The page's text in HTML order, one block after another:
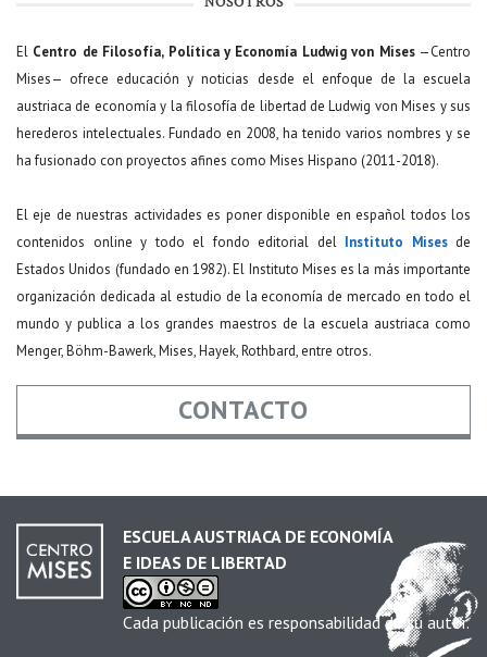
El Centro de Filosofía, Política y Economía Ludwig von Mises—Centro
Mises— ofrece educación y noticias desde el enfoque de la escuela
austriaca de economía y la filosofía de libertad de Ludwig von Mises y sus
herederos intelectuales. Fundado en 2008, ha tenido varios nombres y se
ha fusionado con proyectos afines como Mises Hispano (2011-2018).
El eje de nuestras actividades es poner disponible en español todos los
contenidos online y todo el fondo editorial del Instituto Misesde
Estados Unidos (fundado en 1982). El Instituto Mises es la más importante
organización dedicada al estudio de la economía de mercado en todo el
mundo y publica a los grandes maestros de la escuela austriaca como
Menger, Böhm-Bawerk, Mises, Hayek, Rothbard, entre otros.
CONTACTO
Email *
ESCUELA AUSTRIACA DE ECONOMÍA
E IDEAS DE LIBERTAD
Cada publicación es responsabilidad de su autor.